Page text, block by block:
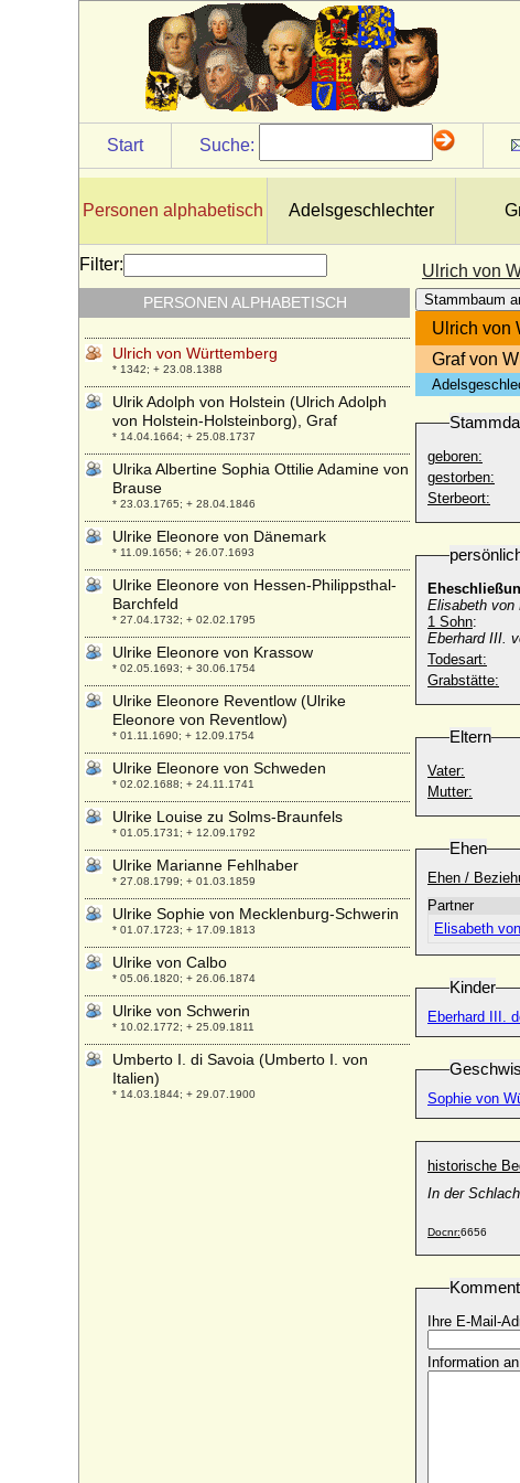
Start Suche:
Personen alphabetisch Adelsgeschlechter
Ulrich von
Stammbaum
Ulrich von
Graf von
geboren:
gestorben:
Sterbeort:
Elisabeth von
1 Sohn:
Eberhard III.
Todesart:
Grabstätte:
Eltern
Vater:
Mutter:
Ehen
Ehen /
Partner
Elisabeth
Kinder
Eberhard III.
Sophie von
historische
In der
Docnr:6656
Ihre E-Mail-
Information
Filter:
PERSONEN ALPHABETISCH
* um 1030; + Sommer 1083
Ulrich von Kaunitz (Ulrich V. von Kaunitz,
Ulrich VI. von Kaunitz)
* 1569; + 1617
Ulrich von Schwerin (urkundlich 1450-
1485)
+ vor 20.09.1490
Ulrich von Schwerin (Huldrich von
* um 1500; + vermutlich 1575
* 18.02.1648; + 08.08.1697
Ulrich von Weferlingen (Ulrich von
Weferling)
+ 1601
Ulrich von Württemberg
* 1342; + 23.08.1388
Ulrik Adolph von Holstein (Ulrich Adolph
von Holstein-Holsteinborg), Graf
* 14.04.1664; + 25.08.1737
Ulrika Albertine Sophia Ottilie Adamine von
Brause
* 23.03.1765; + 28.04.1846
Ulrike Eleonore von Dänemark
* 11.09.1656; + 26.07.1693
Ulrike Eleonore von Hessen-Philippsthal-
Barchfeld
* 27.04.1732; + 02.02.1795
Ulrike Eleonore von Krassow
* 02.05.1693; + 30.06.1754
Ulrike Eleonore Reventlow (Ulrike
Eleonore von Reventlow)
* 01.11.1690; + 12.09.1754
Ulrike Eleonore von Schweden
* 02.02.1688; + 24.11.1741
Ulrike Louise zu Solms-Braunfels
* 01.05.1731; + 12.09.1792
Ulrike Marianne Fehlhaber
* 27.08.1799; + 01.03.1859
Ulrike Sophie von Mecklenburg-Schwerin
* 01.07.1723; + 17.09.1813
Ulrike von Calbo
* 05.06.1820; + 26.06.1874
Ulrike von Schwerin
* 10.02.1772; + 25.09.1811
Umberto I. di Savoia (Umberto I. von
Italien)
* 14.03.1844; + 29.07.1900